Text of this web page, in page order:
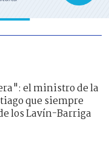
el ministro de la
que siempre
los Lavín-Barriga